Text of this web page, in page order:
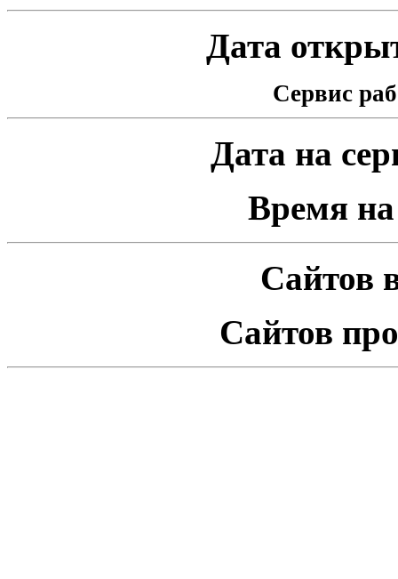
Дата
Сервис
Дата на
Время на
Сайтов
Сайтов